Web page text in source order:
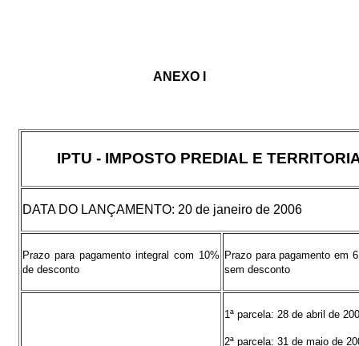
ANEXO I
IPTU - IMPOSTO PREDIAL E
DATA DO LANÇAMENTO: 20 de janeiro de 2006
Prazo para pagamento integral com 10%
de desconto
Prazo para pagamento em
sem desconto
1ª parcela: 28 de abril de
2ª parcela: 31 de maio de